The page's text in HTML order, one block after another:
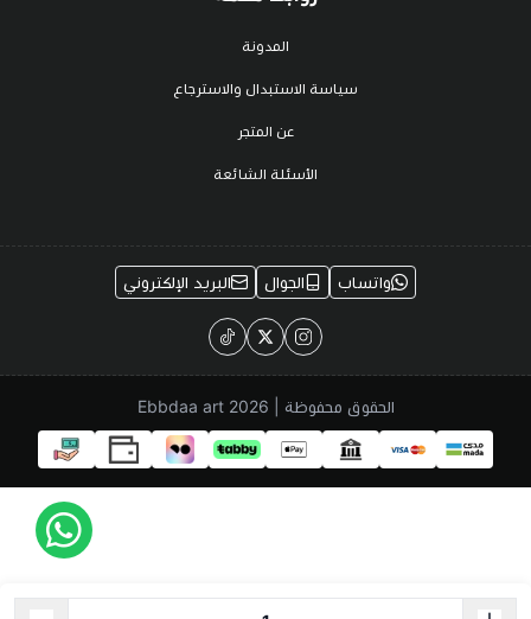
المدونة
سياسة الاستبدال والاسترجاع
عن المتجر
الأسئلة الشائعة
واتساب الجوال البريد الإلكتروني
الحقوق محفوظة | 2026 Ebbdaa art